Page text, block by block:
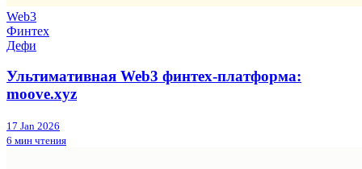
Web3
Финтех
Дефи
Ультимативная Web3 финтех-платформа:
moove.xyz
17 Jan 2026
6 мин чтения